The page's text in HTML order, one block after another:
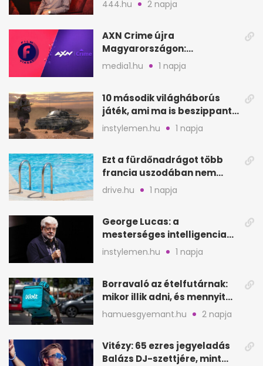
444.hu 2 napja
AXN Crime újra
Magyarországon:
szeptembertől a Viasat Film
media1.hu 1 napja
10 második világháborús
játék, ami ma is beszippant
a képernyő elé
instylemen.hu 1 napja
Ezt a fürdőnadrágot több
francia uszodában nem
fogadják el
drive.hu 1 napja
George Lucas: a
mesterséges intelligencia
lehet Hollywood következő
lépése
instylemen.hu 1 napja
Borravaló az ételfutárnak:
mikor illik adni, és mennyit
rendeléskor?
hamuesgyemant.hu 2 napja
Vitézy: 65 ezres jegyeladás
Balázs DJ-szettjére, mint